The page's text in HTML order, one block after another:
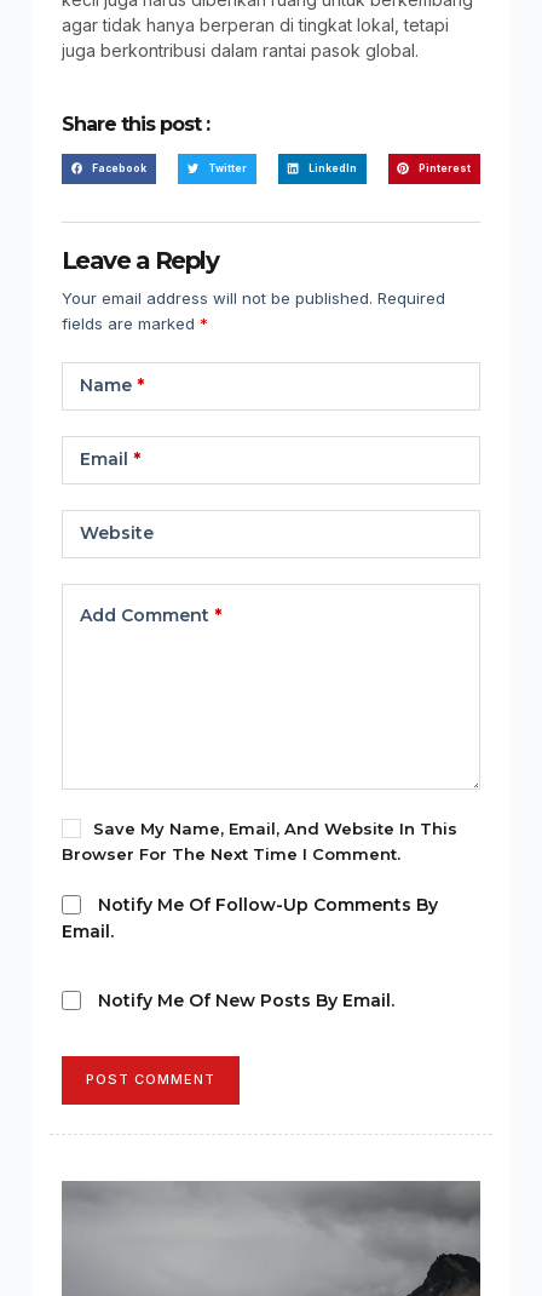
agar tidak hanya berperan di tingkat lokal, tetapi
juga berkontribusi dalam rantai pasok global.
Share this post :
Facebook Twitter LinkedIn Pinterest
Leave a Reply
Your email address will not be published. Required
fields are marked *
Name*
Email *
Website
Add Comment *
Save My Name, Email, And Website In This
Browser For The Next Time I Comment.
Notify Me Of Follow-Up Comments By
Email.
Notify Me Of New Posts By Email.
POST COMMENT